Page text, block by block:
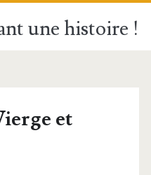
une histoire !
et